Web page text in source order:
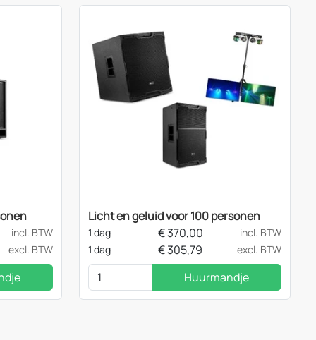
incl. BTW
excl. BTW
Licht en geluid voor 100 personen
1 dag €370,00
incl. BTW
1 dag
€305,79 excl. BTW
Huurmandje